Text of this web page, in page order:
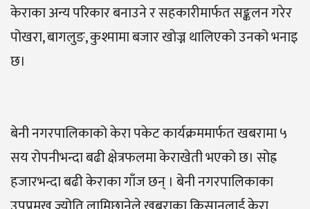
केराका अन्य परिकार बनाउने र सहकारीमार्फत सङ्कलन गरेर
पोखरा, बागलुङ, कुश्मामा बजार खोज्न थालिएको उनको भनाइ
छ।
बेनी नगरपालिकाको केरा पकेट कार्यक्रममार्फत खबरामा ५
सय रोपनीभन्दा बढी क्षेत्रफलमा केराखेती भएको छ। सोह्र
हजारभन्दा बढी केराका गाँज छन् । बेनी नगरपालिकाका